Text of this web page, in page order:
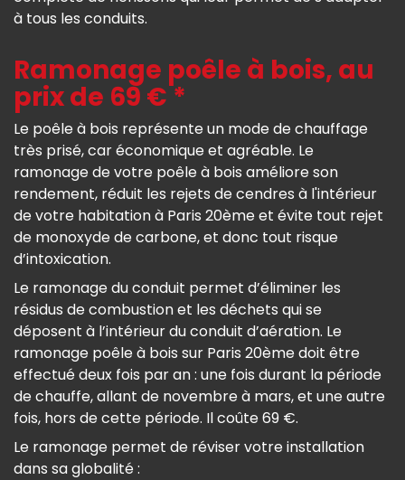
à tous les conduits.
Ramonage poêle à bois, au
prix de 69 € *
Le poêle à bois représente un mode de chauffage
très prisé, car économique et agréable. Le
ramonage de votre poêle à bois améliore son
rendement, réduit les rejets de cendres à l'intérieur
de votre habitation à Paris 20ème et évite tout rejet
de monoxyde de carbone, et donc tout risque
d’intoxication.
Le ramonage du conduit permet d’éliminer les
résidus de combustion et les déchets qui se
déposent à l’intérieur du conduit d’aération. Le
ramonage poêle à bois sur Paris 20ème doit être
effectué deux fois par an : une fois durant la période
de chauffe, allant de novembre à mars, et une autre
fois, hors de cette période. Il coûte 69 €.
Le ramonage permet de réviser votre installation
dans sa globalité :